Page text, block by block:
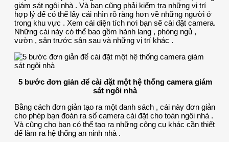
giám sát ngôi nhà . Và bạn cũng phải kiểm tra những vị trí
hợp lý để có thể lấy cái nhìn rõ ràng hơn về những người ở
trong khu vực . Xem cái diện tích nơi bạn sẽ cài đặt camera.
Những cái này có thể bao gồm hành lang , phòng ngủ ,
vườn , sân trước sân sau và những vị trí khác .
5 bước đơn giản để cài đặt một hệ thống camera giám
sát ngôi nhà
Bằng cách đơn giản tạo ra một danh sách , cái này đơn giản
cho phép bạn đoán ra số camera cài đặt cho toàn ngôi nhà .
Và cũng cho bạn có thể tạo ra những công cụ khác cần thiết
để làm ra hệ thống an ninh nhà .